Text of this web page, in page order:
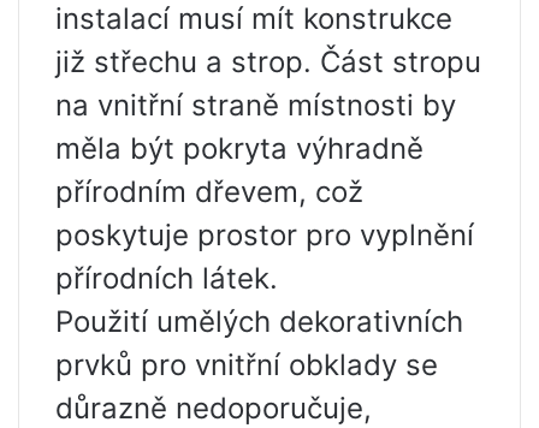
instalací musí mít konstrukce
již střechu a strop. Část stropu
na vnitřní straně místnosti by
měla být pokryta výhradně
přírodním dřevem, což
poskytuje prostor pro vyplnění
přírodních látek.
Použití umělých dekorativních
prvků pro vnitřní obklady se
důrazně nedoporučuje,